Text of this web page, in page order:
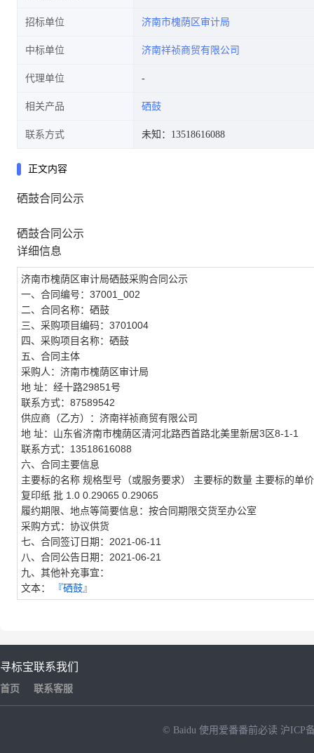
招标单位 济南市槐荫区审计局
中标单位 济南祥祯商贸有限公司
代理单位
相关产品 硒鼓
联系方式 未知：13518616088
正文内容
硒鼓合同公示
硒鼓合同公示
详细信息
济南市槐荫区审计局硒鼓采购合同公示
一、合同编号：37001_002
二、合同名称：硒鼓
三、采购项目编码：3701004
四、采购项目名称：硒鼓
五、合同主体
采购人：济南市槐荫区审计局
地 址：经十路29851号
联系方式：87589542
供应商（乙方）：济南祥祯商贸有限公司
地 址：山东省济南市槐荫区清河北路西首路北美里新居3区8-1-1
联系方式：13518616088
六、合同主要信息
主要标的名称 规格型号（或服务要求） 主要标的数量 主要标的单
复印纸 批 1.0 0.29065 0.29065
履约期限、地点等简要信息：按合同期限交货至办公室
采购方式：协议供货
七、合同签订日期：2021-06-11
八、合同公告日期：2021-06-21
九、其他补充事宜：
文本：
『硒鼓』
寻标宝
首页
联系我们
联系客服
© Baidu 使用爱番番前必读 沪ICP